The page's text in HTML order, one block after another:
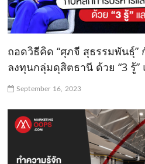
ถอดวิธีคิด “ศุภจี สุธรรมพันธุ์”
ลงทุนกลุ่มดุสิตธานี ด้วย “3 รู้”
September 16, 2023